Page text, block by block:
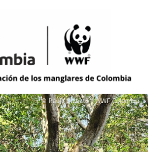
© Paula Siabato / WWF Colombia